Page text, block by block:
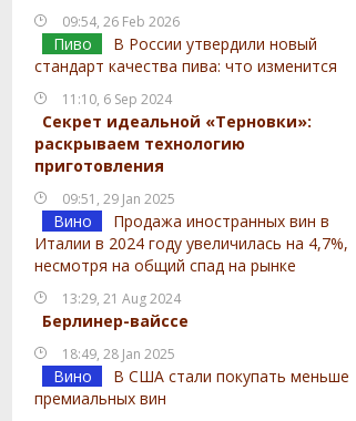
09:54, 26 Feb 2026
Пиво
В России утвердили новый
стандарт качества пива: что изменится
11:10, 6 Sep 2024
Секрет идеальной «Терновки»:
раскрываем технологию
приготовления
09:51, 29 Jan 2025
Вино
Продажа иностранных вин в
Италии в 2024 году увеличилась на 4,7%,
несмотря на общий спад на рынке
13:29, 21 Aug 2024
Берлинер-вайссе
18:49, 28 Jan 2025
Вино
В США стали покупать меньше
премиальных вин